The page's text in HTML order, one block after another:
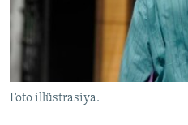
KARIKATURA
AZƏRBAYCAN ƏDƏBIYYATI
İSLAM VƏ DEMOKRATIYA
İZ - MƏDƏNIYYƏT PROQRAMI
PEŞƏ ETIKASI VƏ JURNALISTIKA
MATERIALLARIMIZDAN ISTIFADƏ
AZADLIQRADIOSU MOBIL
RFE/RL-in bütün saytları
Foto illüstrasiya.